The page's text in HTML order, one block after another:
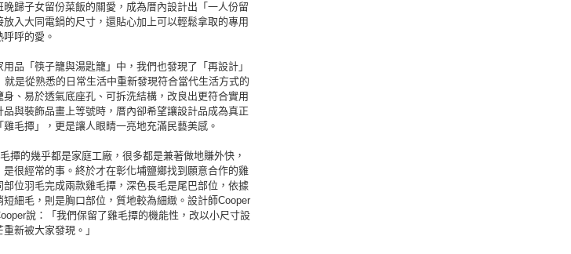
歸子女留份菜飯的關愛，成為厝內設計出「一人份留
入大同電鍋的尺寸，還貼心加上可以輕鬆拿取的專用
呼的愛。
品「筷子籠與湯匙籠」中，我們也發現了「再設計」
就是從熟悉的日常生活中重新發現符合當代生活方式的
、易於透氣底座孔、可拆洗結構，改良出更符合實用
與裝飾品畫上等號時，厝內卻希望讓設計品成為真正
毛撢」，更是讓人眼睛一亮地充滿民藝美感。
撢的幾乎都是家庭工廠，很多都是兼著做地賺外快，
很經常的事。終於才在彰化埔鹽鄉找到願意合作的雞
位羽毛完成兩款雞毛撢，深色長毛是尾巴部位，依據
細毛，則是胸口部位，質地較為細緻。設計師Cooper
說：「我們保留了雞毛撢的機能性，改以小尺寸設
新被大家發現。」